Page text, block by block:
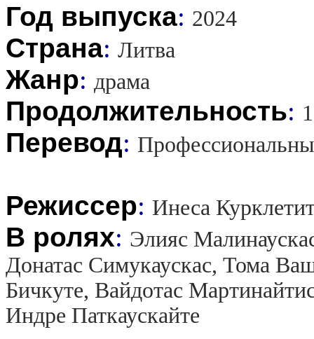
Год выпуска: 2024
Страна: Литва
Жанр: драма
Продолжительность:
Перевод:
Режиссер: Инеса
В ролях: Элияс
Донатас Симукаускас, Тома
Бичкуте, Вайдотас
Индре Паткаускайте